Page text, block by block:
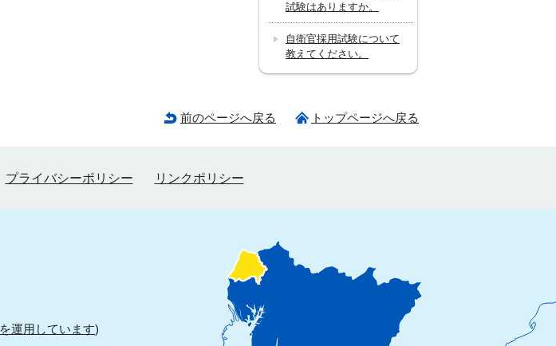
試験はありますか。
自衛官採用試験について
教えてください。
前のページへ戻る トップページへ戻る
プライバシーポリシー リンクポリシー
運用しています)